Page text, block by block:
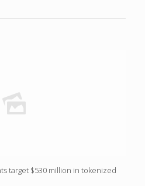
target $530 million in tokenized